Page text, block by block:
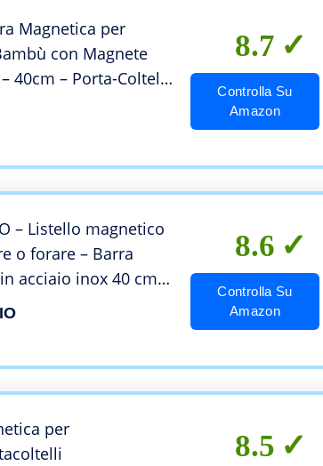
Magnetica per
con Magnete
40cm – Porta-Coltelli
per Coltelli,
8.7
Controlla Su
Amazon
– Listello magnetico
o forare – Barra
acciaio inox 40 cm –
– Barra
Portacoltelli
8.6
Controlla Su
Amazon
per
8.5